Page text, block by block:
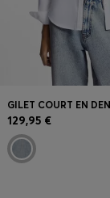
129,95 €